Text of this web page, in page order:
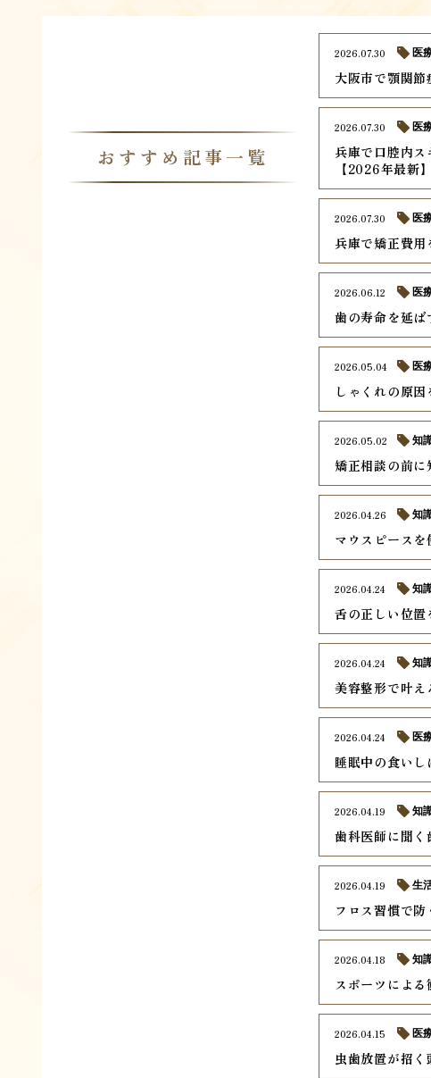
おすすめ記事一覧
大阪市で顎関節
2026.07.30 医
兵庫で口腔内
【2026年最新】
2026.07.30 医
兵庫で矯正費用
2026.07.30 医
歯の寿命を延
2026.06.12 医
しゃくれの原
2026.05.04 医
矯正相談の前
2026.05.02 知
マウスピース
2026.04.26 知
舌の正しい位
2026.04.24 知
美容整形で叶
2026.04.24 知
睡眠中の食い
2026.04.24 医
歯科医師に聞
2026.04.19 知
フロス習慣で
2026.04.19 生
スポーツによ
2026.04.18 知
虫歯放置が招
2026.04.15 医